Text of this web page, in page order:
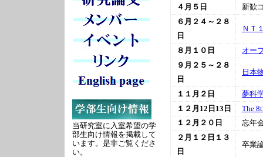
当研究室に入室希望の学
部生向け情報を掲載して
います。是非ご覧くださ
い。
４月５日
新歓
６月２４～２８
日
ＮＴ
８月１０日
オー
９月２５～２８
日
日本
１１月２日
夢科
１２月12日13日
The
１２月２０日
忘年
２月１２日１３
日
卒業